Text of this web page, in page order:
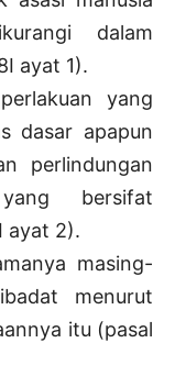
dalam
ayat 1).
yang
dasar apapun
perlindungan
bersifat
ayat 2).
masing-
menurut
itu (pasal